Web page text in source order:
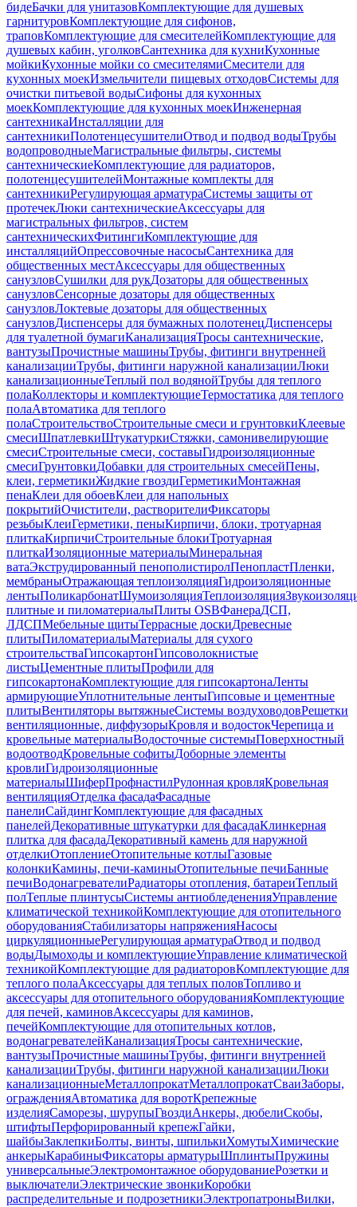
бидеБачки для унитазовКомплектующие для душевых
гарнитуровКомплектующие для сифонов,
траповКомплектующие для смесителейКомплектующие для
душевых кабин, уголковСантехника для кухниКухонные
мойкиКухонные мойки со смесителямиСмесители для
кухонных моекИзмельчители пищевых отходовСистемы для
очистки питьевой водыСифоны для кухонных
моекКомплектующие для кухонных моекИнженерная
сантехникаИнсталляции для
сантехникиПолотенцесушителиОтвод и подвод водыТрубы
водопроводныеМагистральные фильтры, системы
сантехническиеКомплектующие для радиаторов,
полотенцесушителейМонтажные комплекты для
сантехникиРегулирующая арматураСистемы защиты от
протечекЛюки сантехническиеАксессуары для
магистральных фильтров, систем
сантехническихФитингиКомплектующие для
инсталляцийОпрессовочные насосыСантехника для
общественных местАксессуары для общественных
санузловСушилки для рукДозаторы для общественных
санузловСенсорные дозаторы для общественных
санузловЛоктевые дозаторы для общественных
санузловДиспенсеры для бумажных полотенецДиспенсеры
для туалетной бумагиКанализацияТросы сантехнические,
вантузыПрочистные машиныТрубы, фитинги внутренней
канализацииТрубы, фитинги наружной канализацииЛюки
канализационныеТеплый пол водянойТрубы для теплого
полаКоллекторы и комплектующиеТермостатика для теплого
полаАвтоматика для теплого
полаСтроительствоСтроительные смеси и грунтовкиКлеевые
смесиШпатлевкиШтукатуркиСтяжки, самонивелирующие
смесиСтроительные смеси, составыГидроизоляционные
смесиГрунтовкиДобавки для строительных смесейПены,
клеи, герметикиЖидкие гвоздиГерметикиМонтажная
пенаКлеи для обоевКлеи для напольных
покрытийОчистители, растворителиФиксаторы
резьбыКлеиГерметики, пеныКирпичи, блоки, тротуарная
плиткаКирпичиСтроительные блокиТротуарная
плиткаИзоляционные материалыМинеральная
ватаЭкструдированный пенополистиролПенопластПленки,
мембраныОтражающая теплоизоляцияГидроизоляционные
лентыПоликарбонатШумоизоляцияТеплоизоляция
плитные и пиломатериалыПлиты OSBФанераДСП,
ЛДСПМебельные щитыТеррасные доскиДревесные
плитыПиломатериалыМатериалы для сухого
строительстваГипсокартонГипсоволокнистые
листыЦементные плитыПрофили для
гипсокартонаКомплектующие для гипсокартонаЛенты
армирующиеУплотнительные лентыГипсовые и цементные
плитыВентиляторы вытяжныеСистемы воздуховодовРешетки
вентиляционные, диффузорыКровля и водостокЧерепица и
кровельные материалыВодосточные системыПоверхностный
водоотводКровельные софитыДоборные элементы
кровлиГидроизоляционные
материалыШиферПрофнастилРулонная кровляКровельная
вентиляцияОтделка фасадаФасадные
панелиСайдингКомплектующие для фасадных
панелейДекоративные штукатурки для фасадаКлинкерная
плитка для фасадаДекоративный камень для наружной
отделкиОтоплениеОтопительные котлыГазовые
колонкиКамины, печи-каминыОтопительные печиБанные
печиВодонагревателиРадиаторы отопления, батареиТеплый
полТеплые плинтусыСистемы антиобледененияУправление
климатической техникойКомплектующие для отопительного
оборудованияСтабилизаторы напряженияНасосы
циркуляционныеРегулирующая арматураОтвод и подвод
водыДымоходы и комплектующиеУправление климатической
техникойКомплектующие для радиаторовКомплектующие для
теплого полаАксессуары для теплых половТопливо и
аксессуары для отопительного оборудованияКомплектующие
для печей, каминовАксессуары для каминов,
печейКомплектующие для отопительных котлов,
водонагревателейКанализацияТросы сантехнические,
вантузыПрочистные машиныТрубы, фитинги внутренней
канализацииТрубы, фитинги наружной канализацииЛюки
канализационныеМеталлопрокатМеталлопрокатСваиЗаборы,
огражденияАвтоматика для воротКрепежные
изделияСаморезы, шурупыГвоздиАнкеры, дюбелиСкобы,
штифтыПерфорированный крепежГайки,
шайбыЗаклепкиБолты, винты, шпилькиХомутыХимические
анкерыКарабиныФиксаторы арматурыШплинтыПружины
универсальныеЭлектромонтажное оборудованиеРозетки и
выключателиЭлектрические звонкиКоробки
распределительные и подрозетникиЭлектропатроныВилки,